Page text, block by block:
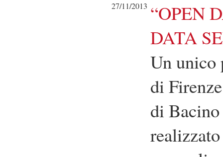
27/11/2013 “OPEN
DATA
Un unico
di
di